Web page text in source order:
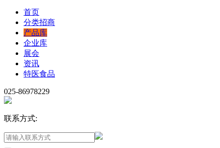
首页
分类招商
产品库
企业库
展会
资讯
特医食品
025-86978229
联系方式: